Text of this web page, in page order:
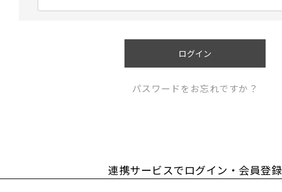
ログイン
パスワードをお忘れですか？
連携サービスでログイン・会員登録